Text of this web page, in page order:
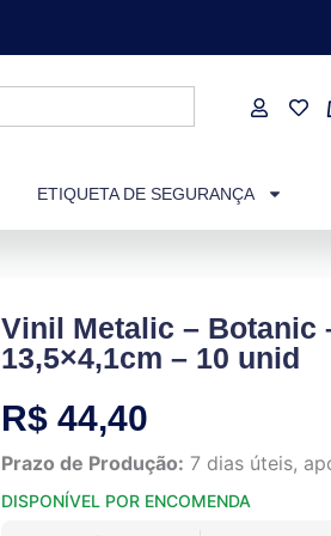
ETIQUETA DE SEGURANÇA
Vinil Metalic – Botanic
13,5×4,1cm – 10 unid
R$ 44,40
Prazo de Produção: 7 dias úteis,
DISPONÍVEL POR ENCOMENDA